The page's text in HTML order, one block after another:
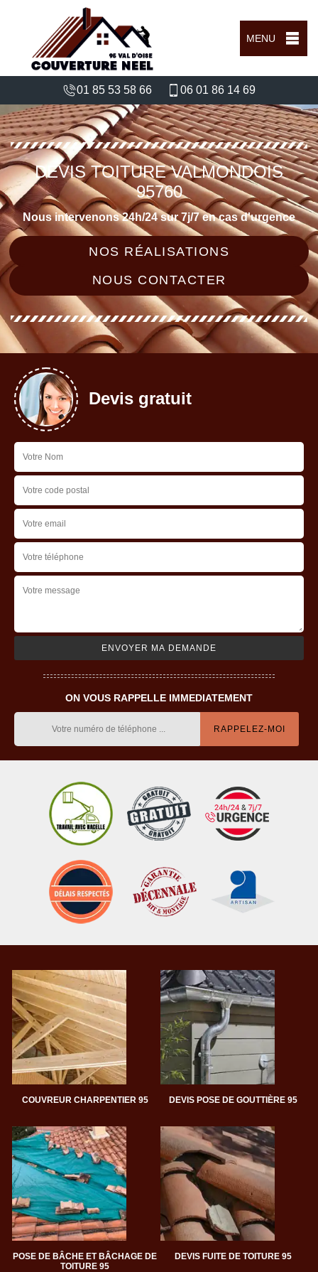
MENU
01 85 53 58 66 06 01 86 14 69
DEVIS TOITURE VALMONDOIS
95760
Nous intervenons 24h/24 sur 7j/7 en cas d'urgence
NOS RÉALISATIONS
NOUS CONTACTER
Devis gratuit
ON VOUS RAPPELLE IMMEDIATEMENT
COUVREUR CHARPENTIER 95 DEVIS POSE DE GOUTTIÈRE 95
POSE DE BÂCHE ET BÂCHAGE DE
TOITURE 95
DEVIS FUITE DE TOITURE 95